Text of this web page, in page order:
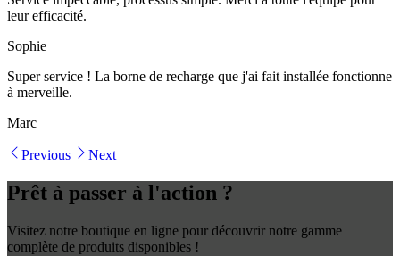
leur efficacité.
Sophie
Super service ! La borne de recharge que j'ai fait installée fonctionne
à merveille.
Marc
Previous Next
Prêt à passer à l'action ?
Visitez notre boutique en ligne pour découvrir notre gamme
complète de produits disponibles !